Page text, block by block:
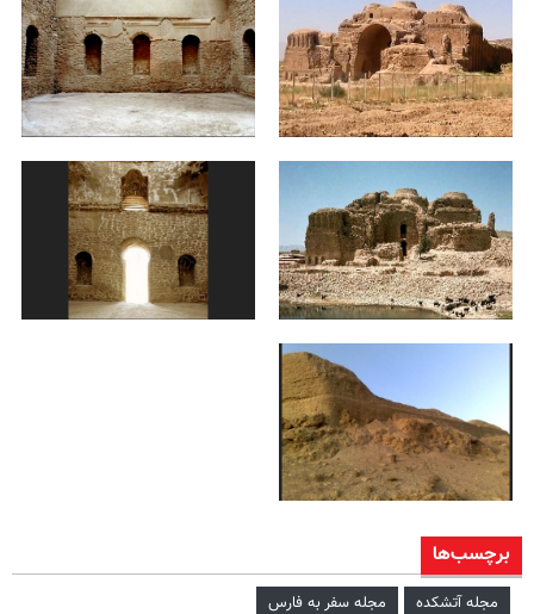
برچسب‌ها
مجله آتشکده مجله سفر به فارس